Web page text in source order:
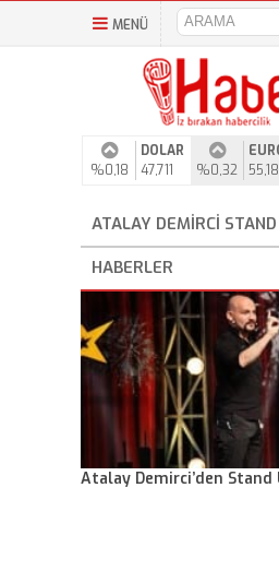
MENÜ
%0,18
DOLAR
47,711
%0,32
ATALAY DEMIRCI
HABERLER
Atalay Demirci’den Stand